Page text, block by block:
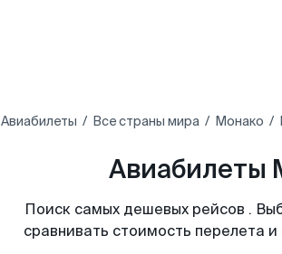
Авиабилеты Все страны мира Монако
Авиабилеты
Поиск самых дешевых рейсов .
сравнивать стоимость перелета